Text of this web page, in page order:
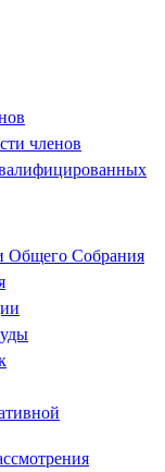
членов
Общего Собрания